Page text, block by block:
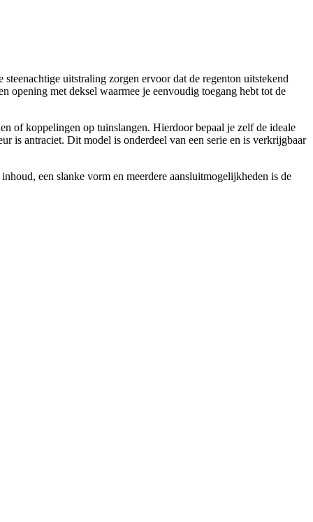
uitstraling zorgen ervoor dat de regenton uitstekend
opening met deksel waarmee je eenvoudig toegang hebt tot de
of koppelingen op tuinslangen. Hierdoor bepaal je zelf de ideale
is antraciet. Dit model is onderdeel van een serie en is verkrijgbaar
een slanke vorm en meerdere aansluitmogelijkheden is de